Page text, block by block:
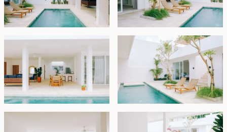
sambil menikmati pemandangan sekitar. Teras atap ini
dapat ditingkatkan menjadi kamar tidur ke-4 dan
Properti ini ditawarkan berperabot lengkap dengan
status sewa hingga 1 Februari 2053 dengan hak
prioritas untuk memperpanjang masa sewa
berdasarkan harga pasar.